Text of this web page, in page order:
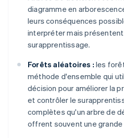
diagramme en
leurs conséquences
interpréter mais
surapprentissage.
Forêts aléatoires : les
méthode d'ensemble qui
décision pour améliorer la
et contrôler le
complètes qu'un arbre de
offrent souvent une grande